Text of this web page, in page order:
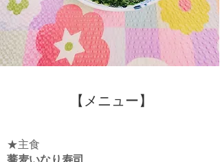
​【メニュー】
★主食
蕎麦いなり寿司